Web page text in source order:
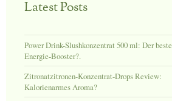
Latest Posts
Power Drink-Slushkonzentrat 500 ml: Der beste
Energie-Booster?.
Zitronatzitronen-Konzentrat-Drops Review:
Kalorienarmes Aroma?